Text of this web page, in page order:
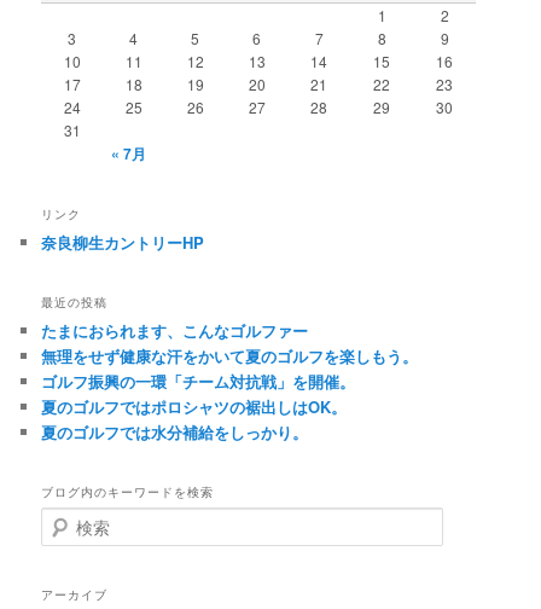
1
2
3
4 5 6 7 8
9
10
11 12 13 14 15
16
17
18 19 20 21 22
23
24
25 26 27 28 29
30
31
« 7月
リンク
奈良柳生カントリーHP
最近の投稿
たまにおられます、こんなゴルファー
無理をせず健康な汗をかいて夏のゴルフを楽しもう。
ゴルフ振興の一環「チーム対抗戦」を開催。
夏のゴルフではポロシャツの裾出しはOK。
夏のゴルフでは水分補給をしっかり。
ブログ内のキーワードを検索
検
索
アーカイブ